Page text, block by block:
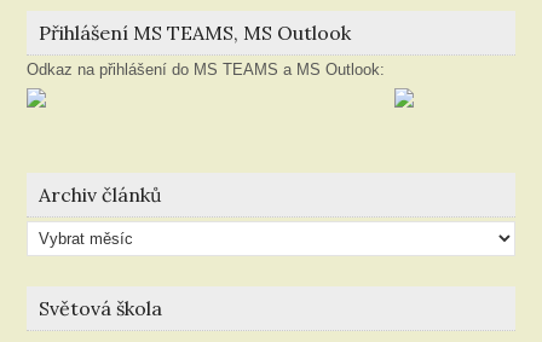
Přihlášení MS TEAMS, MS Outlook
Odkaz na přihlášení do MS TEAMS a MS Outlook:
Archiv článků
Archiv
článků
Světová škola